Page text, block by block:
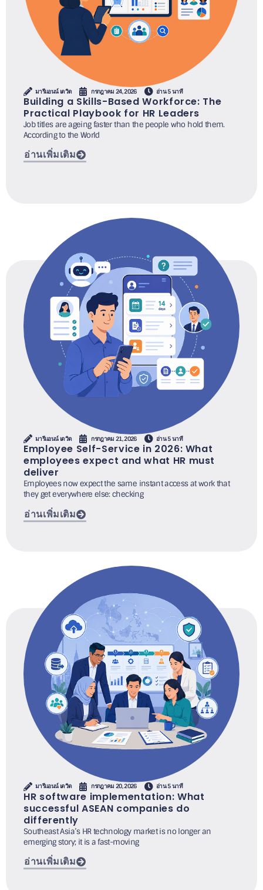
มารีแอนน์ เดวิด กรกฎาคม 24, 2026 อ่าน 5 นาที
Building a Skills-Based Workforce: The
Practical Playbook for HR Leaders
Job titles are ageing faster than the people who hold them.
According to the World
อ่านเพิ่มเติม
มารีแอนน์ เดวิด กรกฎาคม 21, 2026 อ่าน 5 นาที
Employee Self-Service in 2026: What
employees expect and what HR must
deliver
Employees now expect the same instant access at work that
they get everywhere else: checking
อ่านเพิ่มเติม
มารีแอนน์ เดวิด กรกฎาคม 20, 2026 อ่าน 5 นาที
HR software implementation: What
successful ASEAN companies do
differently
Southeast Asia’s HR technology market is no longer an
emerging story; it is a fast-moving
อ่านเพิ่มเติม